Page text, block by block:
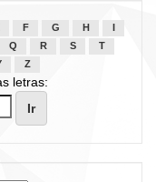
F G H
Q R S
T
Z
letras: